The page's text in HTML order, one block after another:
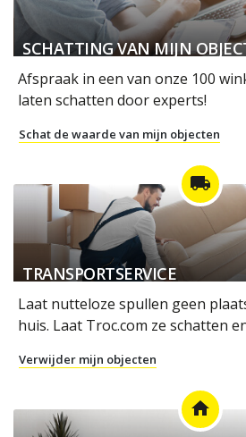
SCHATTING VAN MIJN
Afspraak in een van onze 100
laten schatten door experts!
Schat de waarde van mijn objecten
local_shipping
TRANSPORTSERVICE
Laat nutteloze spullen geen
huis. Laat Troc.com ze schatten
Verwijder mijn objecten
home